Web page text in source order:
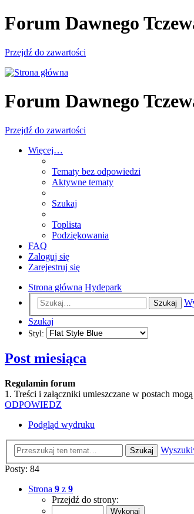
Forum Dawnego
Przejdź do zawartości
Forum Dawnego
Przejdź do zawartości
Więcej…
Tematy bez odpowiedzi
Aktywne tematy
Szukaj
Toplista
Podziękowania
FAQ
Zaloguj się
Zarejestruj się
Strona główna Hydepark
Szukaj
Szukaj
Styl:
Post miesiąca
Regulamin forum
1. Treści i załączniki umieszczane w postach
ODPOWIEDZ
Podgląd wydruku
Szukaj
Posty: 84
Strona 9 z 9
Przejdź do strony: